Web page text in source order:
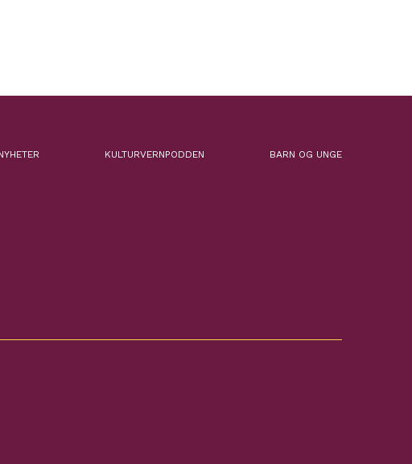
KULTURVERNPODDEN BARN OG UNGE